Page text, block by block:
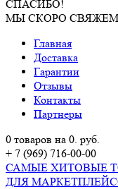
СПАСИБО!
МЫ СКОРО
Главная
Доставка
Гарантии
Отзывы
Контакты
Партнеры
0 товаров на 0. руб.
+ 7 (969) 716-00-00
САМЫЕ ХИТОВЫЕ
ДЛЯ